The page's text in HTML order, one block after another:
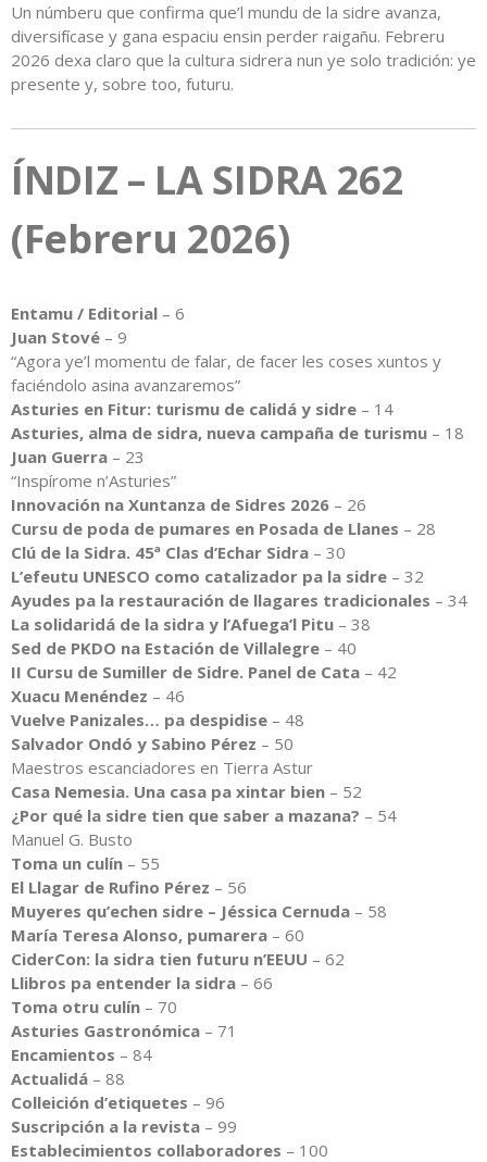
Un númberu que confirma que’l mundu de la sidre avanza,
diversifícase y gana espaciu ensin perder raigañu. Febreru
2026 dexa claro que la cultura sidrera nun ye solo tradición: ye
presente y, sobre too, futuru.
ÍNDIZ – LA SIDRA 262
(Febreru 2026)
Entamu / Editorial – 6
Juan Stové – 9
“Agora ye’l momentu de falar, de facer les coses xuntos y
faciéndolo asina avanzaremos”
Asturies en Fitur: turismu de calidá y sidre – 14
Asturies, alma de sidra, nueva campaña de turismu – 18
Juan Guerra – 23
“Inspírome n’Asturies”
Innovación na Xuntanza de Sidres 2026 – 26
Cursu de poda de pumares en Posada de Llanes – 28
Clú de la Sidra. 45ª Clas d’Echar Sidra – 30
L’efeutu UNESCO como catalizador pa la sidre – 32
Ayudes pa la restauración de llagares tradicionales – 34
La solidaridá de la sidra y l’Afuega’l Pitu – 38
Sed de PKDO na Estación de Villalegre – 40
II Cursu de Sumiller de Sidre. Panel de Cata – 42
Xuacu Menéndez – 46
Vuelve Panizales… pa despidise – 48
Salvador Ondó y Sabino Pérez – 50
Maestros escanciadores en Tierra Astur
Casa Nemesia. Una casa pa xintar bien – 52
¿Por qué la sidre tien que saber a mazana? – 54
Manuel G. Busto
Toma un culín – 55
El Llagar de Rufino Pérez – 56
Muyeres qu’echen sidre – Jéssica Cernuda – 58
María Teresa Alonso, pumarera – 60
CiderCon: la sidra tien futuru n’EEUU – 62
Llibros pa entender la sidra – 66
Toma otru culín – 70
Asturies Gastronómica – 71
Encamientos – 84
Actualidá – 88
Colleición d’etiquetes – 96
Suscripción a la revista – 99
Establecimientos collaboradores – 100